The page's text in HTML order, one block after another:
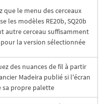
que le menu des cerceaux
les modèles RE20b, SQ20b
autre cerceau suffisamment
la version sélectionnée
des nuances de fil à partir
Madeira publié si l'écran
sa propre palette